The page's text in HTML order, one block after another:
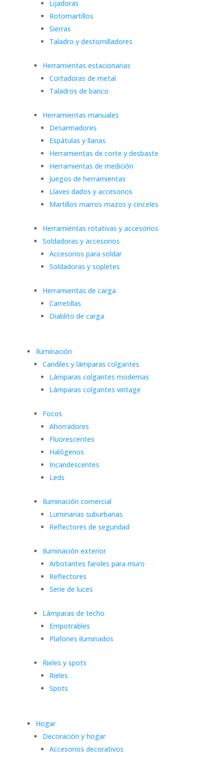
Lijadoras
Rotomartillos
Sierras
Taladro y destornilladores
Herramientas estacionarias
Cortadoras de metal
Taladros de banco
Herramientas manuales
Desarmadores
Espátulas y llanas
Herramientas de corte y desbaste
Herramientas de medición
Juegos de herramientas
Llaves dados y accesorios
Martillos marros mazos y cinceles
Herramientas rotativas y accesorios
Soldadoras y accesorios
Accesorios para soldar
Soldadoras y sopletes
Herramientas de carga
Carretillas
Diablito de carga
Iluminación
Candiles y lámparas colgantes
Lámparas colgantes modernas
Lámparas colgantes vintage
Focos
Ahorradores
Fluorescentes
Halógenos
Incandescentes
Leds
Iluminación comercial
Luminarias suburbanas
Reflectores de seguridad
Iluminación exterior
Arbotantes faroles para muro
Reflectores
Serie de luces
Lámparas de techo
Empotrables
Plafones iluminados
Rieles y spots
Rieles
Spots
Hogar
Decoración y hogar
Accesorios decorativos